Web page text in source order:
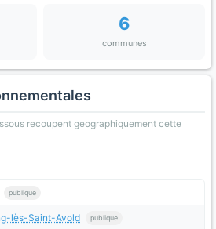
6
communes
recoupent geographiquement cette
publique
lès-Saint-Avold publique